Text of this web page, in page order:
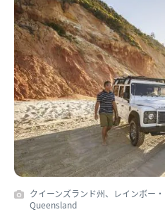
クイーンズランド州、レインボー
Queensland